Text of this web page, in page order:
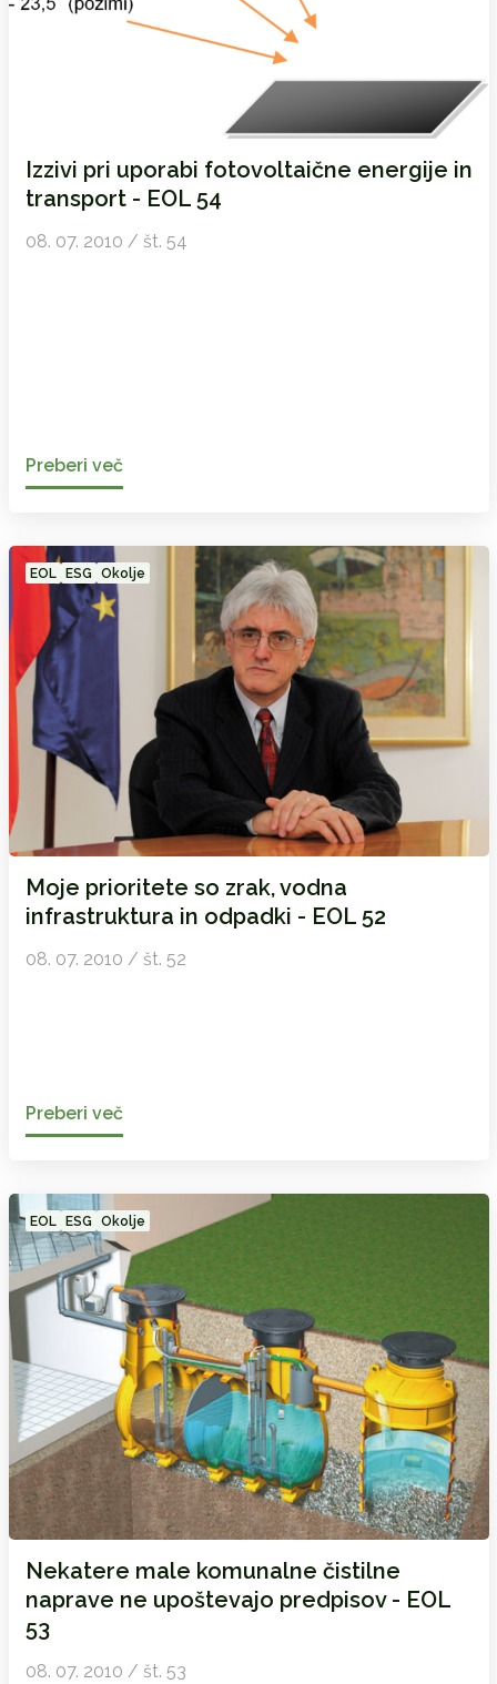
Izzivi pri uporabi fotovoltaične energije in
transport - EOL 54
08. 07. 2010 / št. 54
Preberi več
EOL ESG Okolje
Moje prioritete so zrak, vodna
infrastruktura in odpadki - EOL 52
08. 07. 2010 / št. 52
Preberi več
EOL ESG Okolje
Nekatere male komunalne čistilne
naprave ne upoštevajo predpisov - EOL
53
08. 07. 2010 / št. 53